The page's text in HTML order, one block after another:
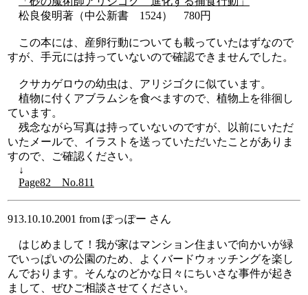
松良俊明著（中公新書 1524） 780円
この本には、産卵行動についても載っていたはずなので
すが、手元には持っていないので確認できませんでした。
クサカゲロウの幼虫は、アリジゴクに似ています。
植物に付くアブラムシを食べますので、植物上を徘徊し
ています。
残念ながら写真は持っていないのですが、以前にいただ
いたメールで、イラストを送っていただいたことがありま
すので、ご確認ください。
↓
Page82 No.811
913.10.10.2001 from ぽっぽー さん
はじめまして！我が家はマンション住まいで向かいが緑
でいっぱいの公園のため、よくバードウォッチングを楽し
んでおります。そんなのどかな日々にちいさな事件が起き
まして、ぜひご相談させてください。